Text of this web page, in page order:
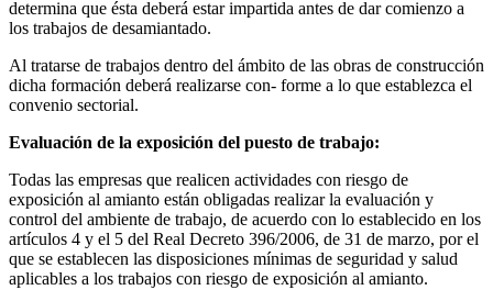
determina que ésta deberá estar impartida antes de dar comienzo a
los trabajos de desamiantado.
Al tratarse de trabajos dentro del ámbito de las obras de construcción
dicha formación deberá realizarse con- forme a lo que establezca el
convenio sectorial.
Evaluación de la exposición del puesto de trabajo:
Todas las empresas que realicen actividades con riesgo de
exposición al amianto están obligadas realizar la evaluación y
control del ambiente de trabajo, de acuerdo con lo establecido en los
artículos 4 y el 5 del Real Decreto 396/2006, de 31 de marzo, por el
que se establecen las disposiciones mínimas de seguridad y salud
aplicables a los trabajos con riesgo de exposición al amianto.